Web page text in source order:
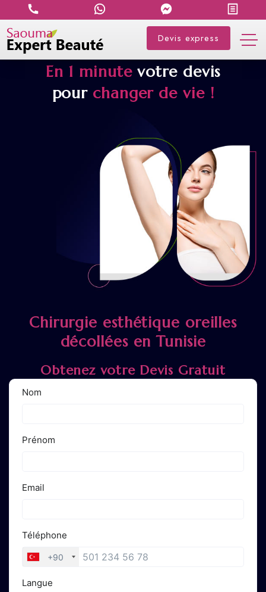
Devis express
En 1 minutevotre devis
pour changer de vie !
Chirurgie esthétique oreilles
décollées en Tunisie
Obtenez votre Devis Gratuit